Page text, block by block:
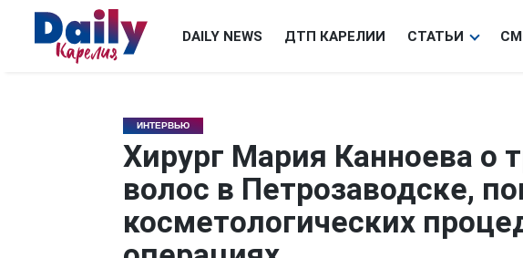
DAILY NEWS ДТП КАРЕЛИИ СТАТЬИ
ИНТЕРВЬЮ
Хирург Мария Канноева о
волос в Петрозаводске,
косметологических